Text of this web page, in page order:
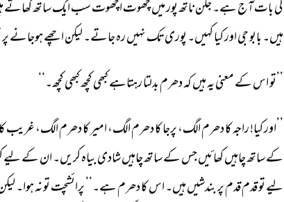
کی بات آج ہے۔ جگن ناتھ پور میں چھوت اچھوت سب ایک ساتھ کھاتے
ہیں۔ بابو جی اور کیا کہیں۔ پوری تک نہیں رہ جاتے۔ لیکن اچھے ہوجانے پر
’’تو اس کے معنی یہ ہیں کہ دھرم بدلتا رہتاہے کبھی کچھ کبھی کچھ۔‘‘
’’اور کیا! راجہ کا دھرم الگ، پرجا کا دھرم الگ، امیر کا دھرم الگ، غریب کا
کے ساتھ چاہیں کھائیں جس کے ساتھ چاہیں شادی بیاہ کریں۔ ان کے لیے
لیے تو قدم قدم پر بندشیں ہیں۔ اس کا دھرم ہے۔‘‘ پرائشچت تو نہ ہوا۔